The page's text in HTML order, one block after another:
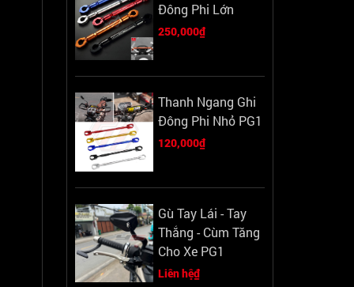
Đông Phi Lớn
250,000₫
Thanh Ngang Ghi
Đông Phi Nhỏ PG1
120,000₫
Gù Tay Lái - Tay
Thắng - Cùm Tăng
Cho Xe PG1
Liên hệ₫